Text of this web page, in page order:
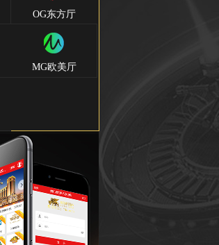
OG东方厅
MG欧美厅